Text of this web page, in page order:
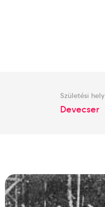
Születési hely
Devecser